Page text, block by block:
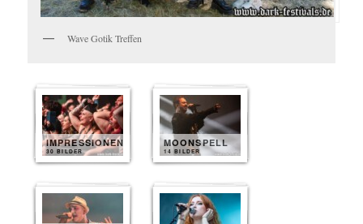
Wave Gotik Treffen
IMPRESSIONEN
30 BILDER
MOONSPELL
14 BILDER